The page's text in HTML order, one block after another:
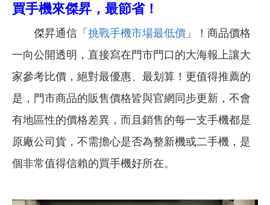
買手機來傑昇，最節省！
傑昇通信「 挑戰手機市場最低價 」！商品價格
一向公開透明，直接寫在門市門口的大海報上讓大
家參考比價，絕對最優惠、最划算！更值得推薦的
是，門市商品的販售價格皆與官網同步更新，不會
有地區性的價格差異，而且銷售的每一支手機都是
原廠公司貨，不需擔心是否為整新機或二手機，是
個非常值得信賴的買手機好所在。